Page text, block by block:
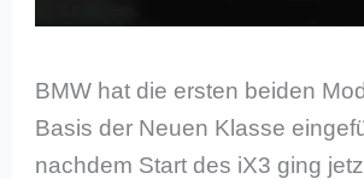
BMW hat die ersten beiden
Basis der Neuen Klasse
nachdem Start des iX3 ging